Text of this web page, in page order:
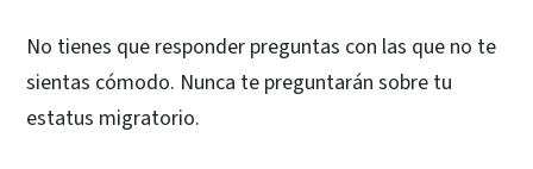
No tienes que responder preguntas con las que no te
sientas cómodo. Nunca te preguntarán sobre tu
estatus migratorio.